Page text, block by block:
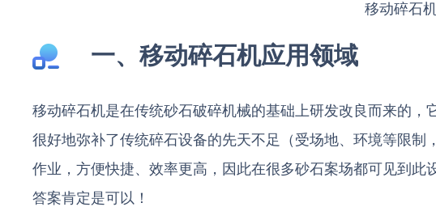
移动碎石
一、移动碎石机应用领域
移动碎石机是在传统砂石破碎机械的基础上研发改良而来的
很好地弥补了传统碎石设备的先天不足（受场地、环境等限
作业，方便快捷、效率更高，因此在很多砂石案场都可见到此
答案肯定是可以！